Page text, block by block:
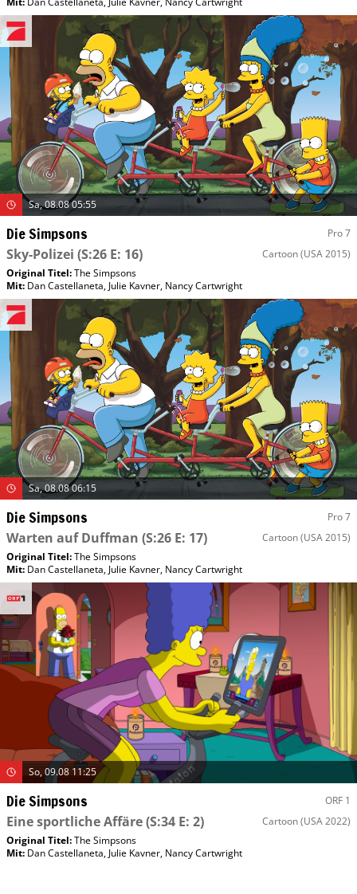
Sa, 08.08 05:55
Die Simpsons Pro 7
Sky-Polizei (S:26 E: 16) Cartoon(USA 2015)
Original Titel:The Simpsons
Mit: Dan Castellaneta, Julie Kavner, Nancy Cartwright
Sa, 08.08 06:15
Die Simpsons Pro 7
Warten auf Duffman (S:26 E: 17) Cartoon(USA 2015)
Original Titel:The Simpsons
Mit: Dan Castellaneta, Julie Kavner, Nancy Cartwright
So, 09.08 11:25
Die Simpsons ORF 1
Eine sportliche Affäre(S:34 E: 2) Cartoon(USA 2022)
Original Titel:The Simpsons
Mit: Dan Castellaneta, Julie Kavner, Nancy Cartwright